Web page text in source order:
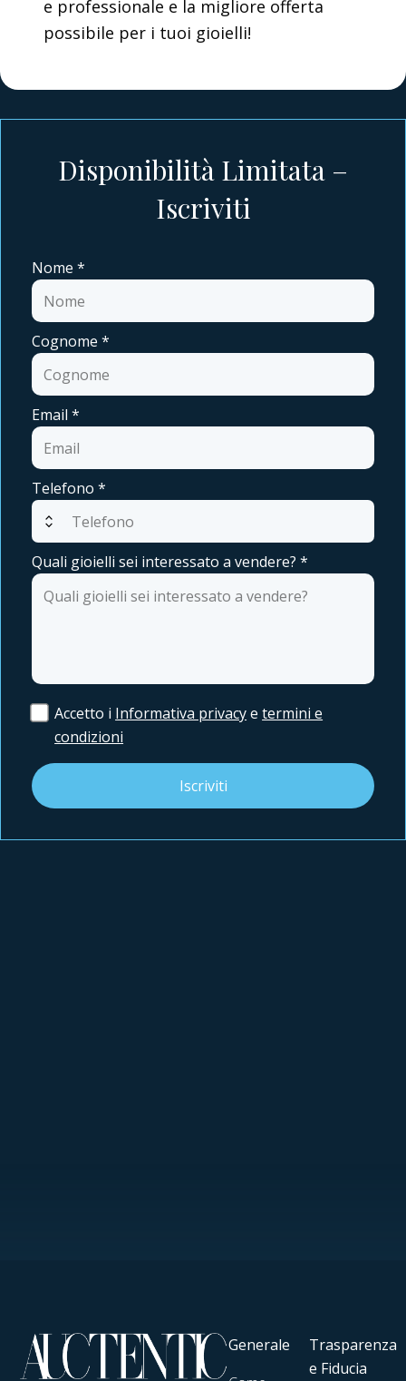
e professionale e la migliore offerta
possibile per i tuoi gioielli!
Disponibilità Limitata –
Iscriviti
Nome *
Cognome *
Email *
Telefono *
expand_all
Quali gioielli sei interessato a vendere? *
Accetto i Informativa privacyetermini e
condizioni
Iscriviti
Generale
Trasparenza
e Fiducia